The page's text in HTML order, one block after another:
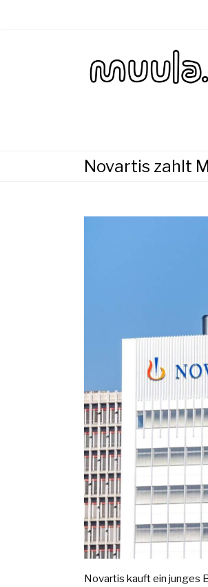
Novartis zahlt
Novartis kauft ein junges